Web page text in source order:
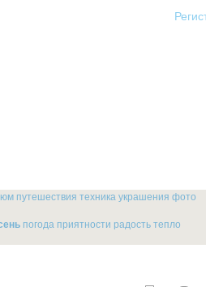
путешествия техника украшения фото
погода приятности радость тепло